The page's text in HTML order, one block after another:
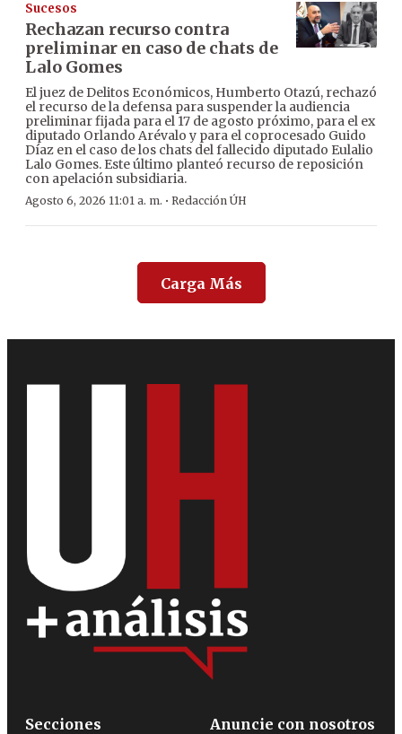
Sucesos
Rechazan recurso contra
preliminar en caso de chats de
Lalo Gomes
El juez de Delitos Económicos, Humberto Otazú, rechazó
el recurso de la defensa para suspender la audiencia
preliminar fijada para el 17 de agosto próximo, para el ex
diputado Orlando Arévalo y para el coprocesado Guido
Díaz en el caso de los chats del fallecido diputado Eulalio
Lalo Gomes. Este último planteó recurso de reposición
con apelación subsidiaria.
Agosto 6, 2026 11:01 a. m. · Redacción ÚH
Carga Más
Secciones
Anuncie con nosotros